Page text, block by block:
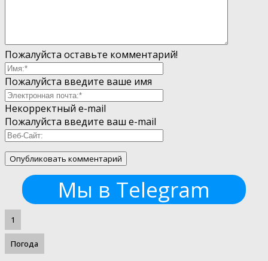
Пожалуйста оставьте комментарий!
Пожалуйста введите ваше имя
Некорректный e-mail
Пожалуйста введите ваш e-mail
Мы в Telegram
1
Погода